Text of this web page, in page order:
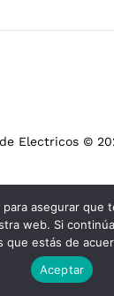
Electricos ©
asegurar que
web. Si
que estás de
Aceptar